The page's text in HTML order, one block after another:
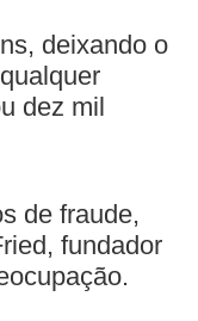
deixando o
dez mil
de fraude,
fundador